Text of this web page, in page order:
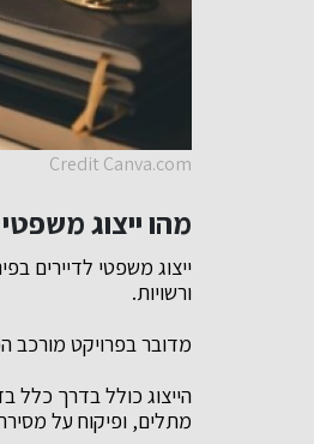
Credit Canva.com
מהו ייצוג משפטי
ייצוג משפטי לדיירים
ורשויות.
מדובר בפרויקט מורכב
הייצוג כולל בדרך
מתלים, ופיקוח על